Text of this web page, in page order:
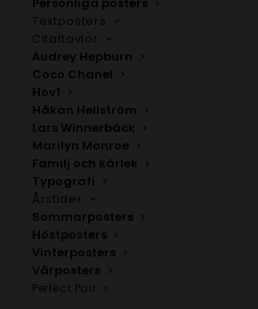
Textposters
Citattavlor
Audrey Hepburn
Coco Chanel
Hov1
Håkan Hellström
Lars Winnerbäck
Marilyn Monroe
Familj och kärlek
Typografi
Årstider
Sommarposters
Höstposters
Vinterposters
Vårposters
Perfect Pair
Fr.200.00